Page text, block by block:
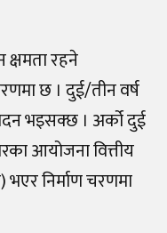
क्षमता रहने
छ । दुई/तीन वर्ष
भइसक्छ । अर्को दुई
आयोजना वित्तीय
निर्माण चरणमा